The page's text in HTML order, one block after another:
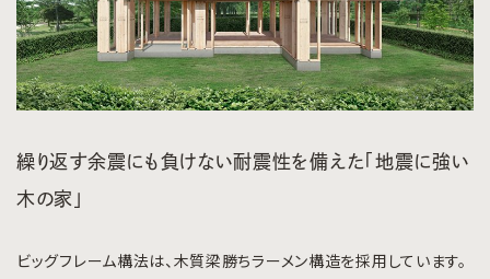
繰り返す余震にも負けない耐震性を備えた「地震に強い
木の家」
ビッグフレーム構法は、木質梁勝ちラーメン構造を採用しています。